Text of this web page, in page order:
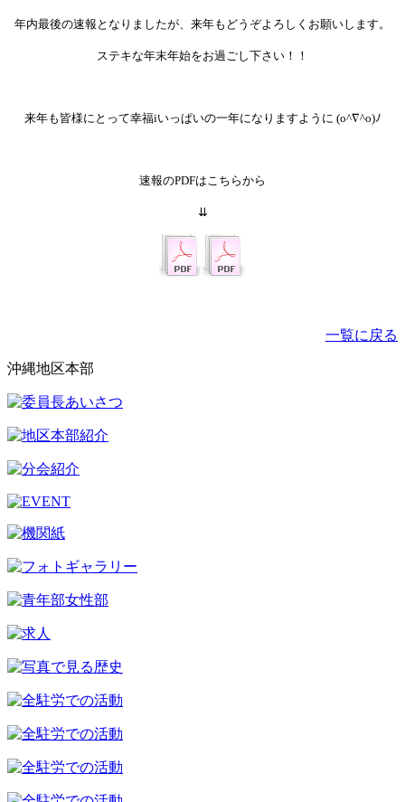
年内最後の速報となりましたが、来年もどうぞよろしくお願いします。
ステキな年末年始をお過ごし下さい！！
来年も皆様にとって幸福iいっぱいの一年になりますように (o^∇^o)ﾉ
速報のPDFはこちらから
⇊
一覧に戻る
沖縄地区本部